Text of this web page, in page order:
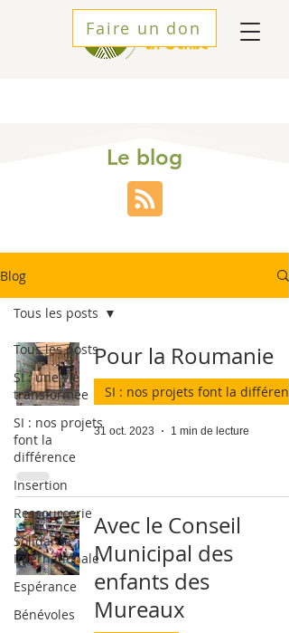
Faire un don
Le blog
Blog
Tous les posts
SI : une vie
transformée
SI : nos projets
font la
différence
Insertion
Ressourcerie
Solidarité
Internationale
Espérance
Bénévoles
Tous les posts
Pour la Roumanie
SI : nos projets font la
31 oct. 2023 1 min de lecture
Avec le Conseil
Municipal des
enfants des
Mureaux